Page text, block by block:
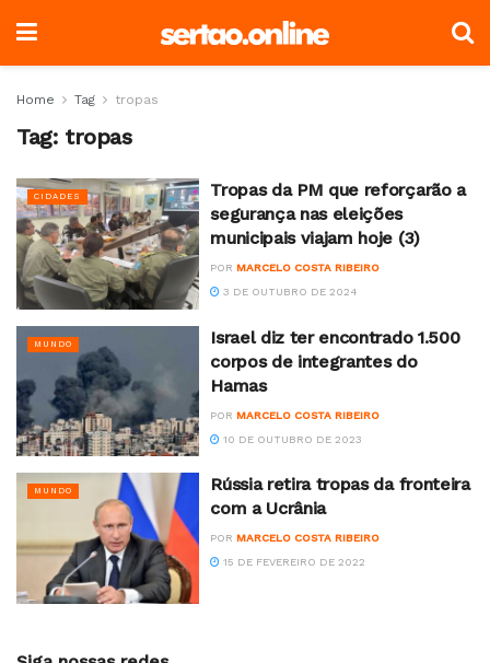
Home Tag tropas
Tag: tropas
CIDADES
Tropas da PM que reforçarão a
segurança nas eleições
municipais viajam hoje (3)
POR MARCELO COSTA RIBEIRO
3 DE OUTUBRO DE 2024
MUNDO
Israel diz ter encontrado 1.500
corpos de integrantes do
Hamas
POR MARCELO COSTA RIBEIRO
10 DE OUTUBRO DE 2023
MUNDO
Rússia retira tropas da fronteira
com a Ucrânia
POR MARCELO COSTA RIBEIRO
15 DE FEVEREIRO DE 2022